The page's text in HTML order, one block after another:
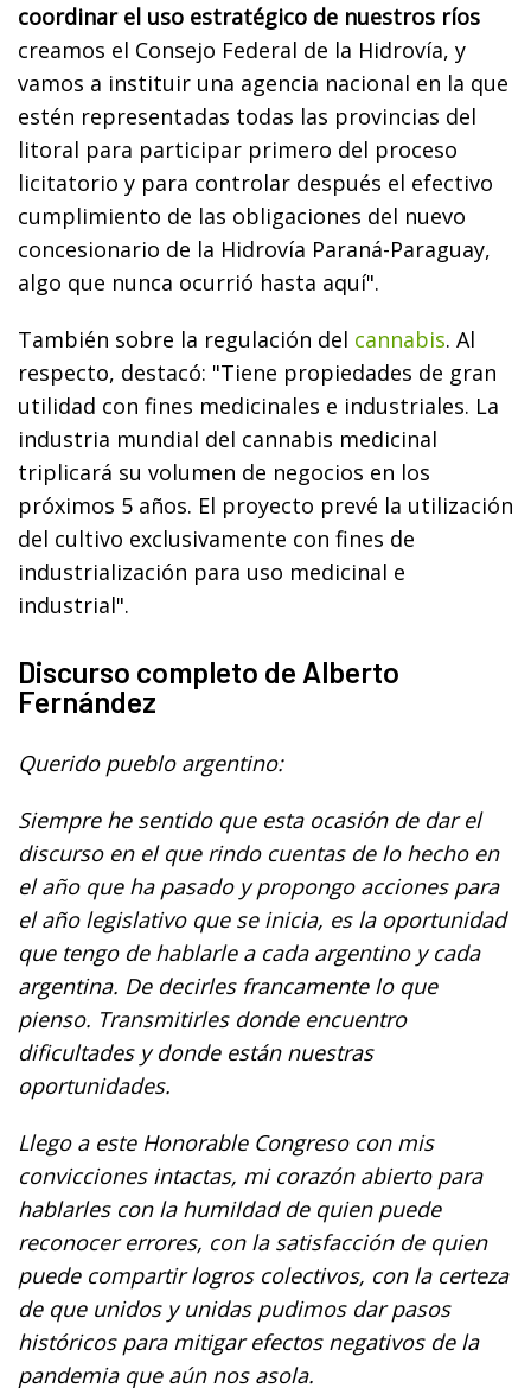
coordinar el uso estratégico de nuestros ríos
creamos el Consejo Federal de la Hidrovía, y
vamos a instituir una agencia nacional en la que
estén representadas todas las provincias del
litoral para participar primero del proceso
licitatorio y para controlar después el efectivo
cumplimiento de las obligaciones del nuevo
concesionario de la Hidrovía Paraná-Paraguay,
algo que nunca ocurrió hasta aquí".
También sobre la regulación del cannabis. Al
respecto, destacó: "Tiene propiedades de gran
utilidad con fines medicinales e industriales. La
industria mundial del cannabis medicinal
triplicará su volumen de negocios en los
próximos 5 años. El proyecto prevé la utilización
del cultivo exclusivamente con fines de
industrialización para uso medicinal e
industrial".
Discurso completo de Alberto
Fernández
Querido pueblo argentino:
Siempre he sentido que esta ocasión de dar el
discurso en el que rindo cuentas de lo hecho en
el año que ha pasado y propongo acciones para
el año legislativo que se inicia, es la oportunidad
que tengo de hablarle a cada argentino y cada
argentina. De decirles francamente lo que
pienso. Transmitirles donde encuentro
dificultades y donde están nuestras
oportunidades.
Llego a este Honorable Congreso con mis
convicciones intactas, mi corazón abierto para
hablarles con la humildad de quien puede
reconocer errores, con la satisfacción de quien
puede compartir logros colectivos, con la certeza
de que unidos y unidas pudimos dar pasos
históricos para mitigar efectos negativos de la
pandemia que aún nos asola.